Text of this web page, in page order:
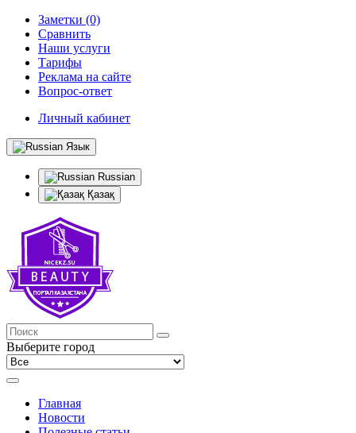
Заметки (0)
Сравнить
Наши услуги
Тарифы
Реклама на сайте
Вопрос-ответ
Личный кабинет
Язык
Russian
Қазақ
Выберите город
Главная
Новости